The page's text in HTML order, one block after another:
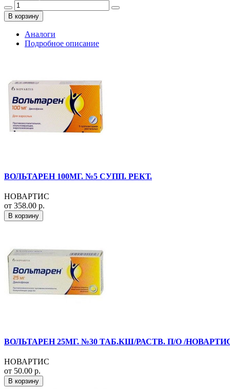
В корзину
Аналоги
Подробное описание
ВОЛЬТАРЕН 100МГ. №5 СУПП. РЕКТ.
НОВАРТИС
от 358.00 р.
В корзину
ВОЛЬТАРЕН 25МГ. №30 ТАБ.КШ/РАСТВ. П/О /
НОВАРТИС
от 50.00 р.
В корзину